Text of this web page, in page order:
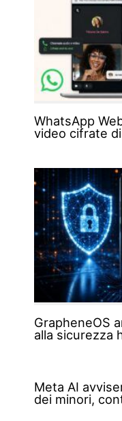
WhatsApp
video cifrate
GrapheneOS
alla sicurezza
Meta AI
dei minori,